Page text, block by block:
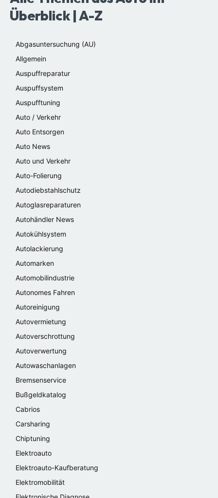
Überblick | A-Z
Abgasuntersuchung (AU)
Allgemein
Auspuffreparatur
Auspuffsystem
Auspufftuning
Auto / Verkehr
Auto Entsorgen
Auto News
Auto und Verkehr
Auto-Folierung
Autodiebstahlschutz
Autoglasreparaturen
Autohändler News
Autokühlsystem
Autolackierung
Automarken
Automobilindustrie
Autonomes Fahren
Autoreinigung
Autovermietung
Autoverschrottung
Autoverwertung
Autowaschanlagen
Bremsenservice
Bußgeldkatalog
Cabrios
Carsharing
Chiptuning
Elektroauto
Elektroauto-Kaufberatung
Elektromobilität